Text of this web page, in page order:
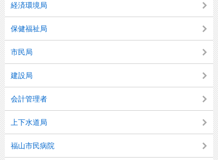
経済環境局
保健福祉局
市民局
建設局
会計管理者
上下水道局
福山市民病院